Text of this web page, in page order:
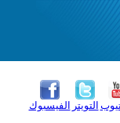
الفيسبوك التويتر